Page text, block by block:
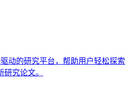
动的研究平台，帮助用户轻松探索
究论文。